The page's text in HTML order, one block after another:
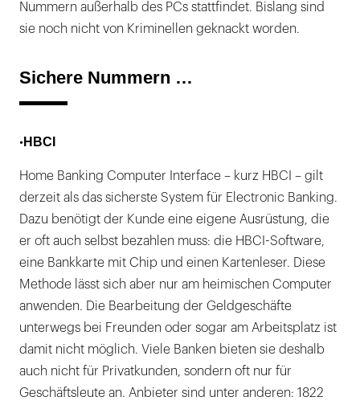
Nummern außerhalb des PCs stattfindet. Bislang sind
sie noch nicht von Kriminellen geknackt worden.
Sichere Nummern …
•HBCI
Home Banking Computer Interface – kurz HBCI – gilt
derzeit als das sicherste System für Electronic Banking.
Dazu benötigt der Kunde eine eigene Ausrüstung, die
er oft auch selbst bezahlen muss: die HBCI-Software,
eine Bankkarte mit Chip und einen Kartenleser. Diese
Methode lässt sich aber nur am heimischen Computer
anwenden. Die Bearbeitung der Geldgeschäfte
unterwegs bei Freunden oder sogar am Arbeitsplatz ist
damit nicht möglich. Viele Banken bieten sie deshalb
auch nicht für Privatkunden, sondern oft nur für
Geschäftsleute an. Anbieter sind unter anderen: 1822